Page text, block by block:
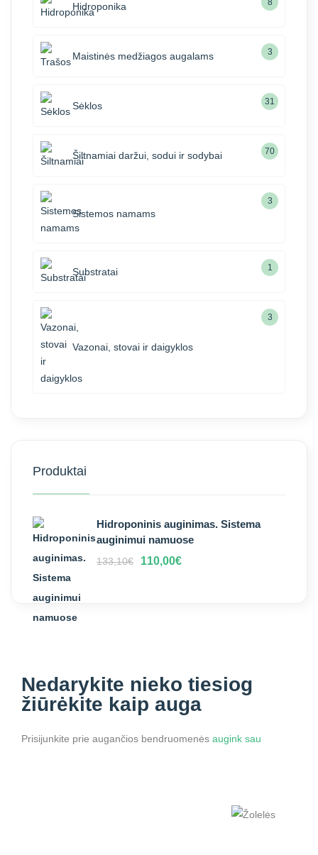
Hidroponika 8
Maistinės medžiagos augalams 3
Sėklos 31
Šiltnamiai daržui, sodui ir sodybai 70
Sistemos namams
3
Substratai 1
Vazonai, stovai ir daigyklos
3
Produktai
Hidroponinis auginimas. Sistema
auginimui namuose
133,10€ 110,00€
Nedarykite nieko tiesiog
žiūrėkite kaip auga
Prisijunkite prie augančios bendruomenės augink sau